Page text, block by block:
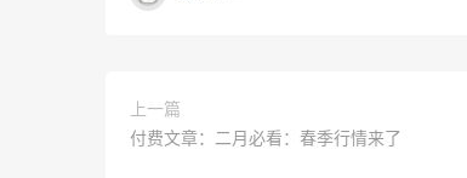
上一篇
付费文章：二月必看：春季行情来了